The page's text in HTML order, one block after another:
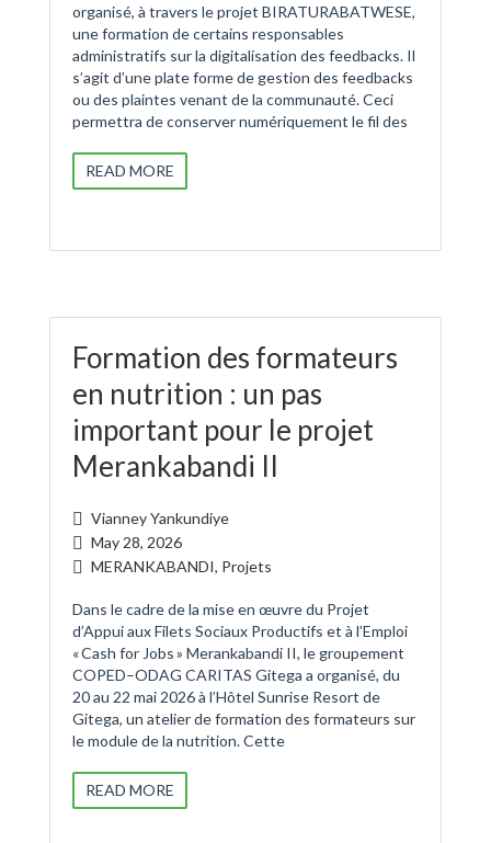
organisé, à travers le projet BIRATURABATWESE,
une formation de certains responsables
administratifs sur la digitalisation des feedbacks. Il
s’agit d’une plate forme de gestion des feedbacks
ou des plaintes venant de la communauté. Ceci
permettra de conserver numériquement le fil des
READ MORE
Formation des formateurs
en nutrition : un pas
important pour le projet
Merankabandi II
Vianney Yankundiye
May 28, 2026
MERANKABANDI, Projets
Dans le cadre de la mise en œuvre du Projet
d’Appui aux Filets Sociaux Productifs et à l’Emploi
« Cash for Jobs » Merankabandi II, le groupement
COPED–ODAG CARITAS Gitega a organisé, du
20 au 22 mai 2026 à l’Hôtel Sunrise Resort de
Gitega, un atelier de formation des formateurs sur
le module de la nutrition. Cette
READ MORE